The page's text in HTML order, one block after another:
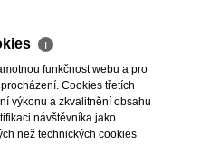
ℹ
funkčnost webu a pro
Cookies třetích
výkonu a zkvalitnění obsahu
návštěvníka jako
než technických cookies